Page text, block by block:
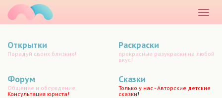
меню
Открытки
Порадуй своих близких!
Раскраски
прекрасные разукраски на любой
вкус!
Форум
Общение и обсуждение.
Консультация юриста!
Сказки
Только у нас - Авторские детские
сказки!